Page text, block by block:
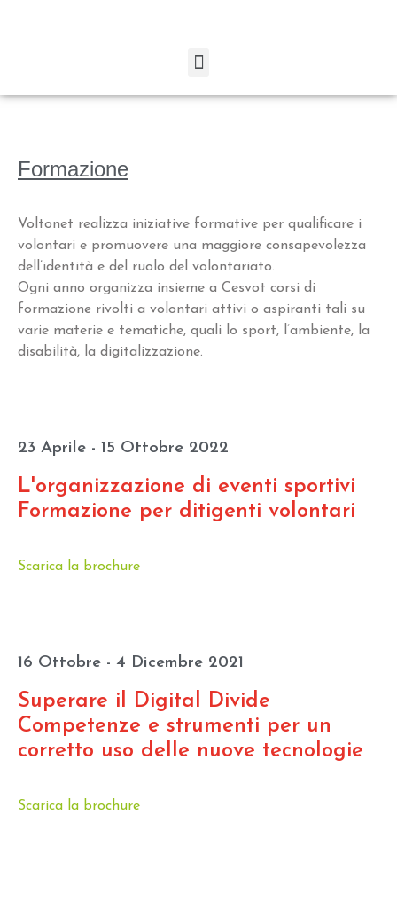
Formazione
Voltonet realizza iniziative formative per qualificare i
volontari e promuovere una maggiore consapevolezza
dell’identità e del ruolo del volontariato.
Ogni anno organizza insieme a Cesvot corsi di
formazione rivolti a volontari attivi o aspiranti tali su
varie materie e tematiche, quali lo sport, l’ambiente, la
disabilità, la digitalizzazione.
23 Aprile - 15 Ottobre 2022
L'organizzazione di eventi sportivi
Formazione per ditigenti volontari
Scarica la brochure
16 Ottobre - 4 Dicembre 2021
Superare il Digital Divide
Competenze e strumenti per un
corretto uso delle nuove tecnologie
Scarica la brochure